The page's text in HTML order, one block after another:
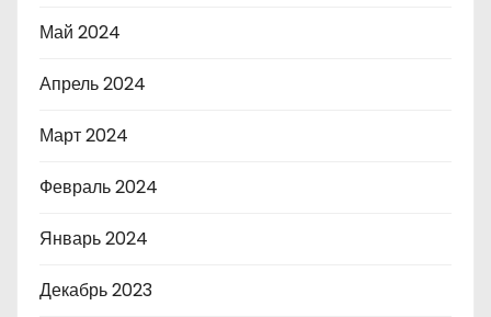
Май 2024
Апрель 2024
Март 2024
Февраль 2024
Январь 2024
Декабрь 2023